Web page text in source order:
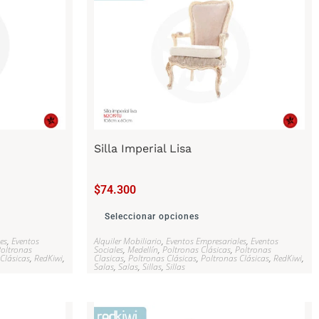
, Eventos
, RedKiwi,
Silla Imperial Lisa
$74.300
Seleccionar opciones
Alquiler Mobiliario, Eventos Empresariales, Eventos
Sociales, Medellín,Poltronas Clásicas, Poltronas
Clasicas, Poltronas Clásicas, Poltronas Clásicas, RedKiwi,
Salas, Salas, Sillas, Sillas